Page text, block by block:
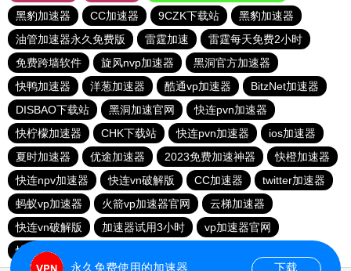
黑豹加速器
CC加速器 9CZK下载站
黑豹加速器
油管加速器永久免费版
雷霆加速
雷霆每天免费2小时
免费跨墙软件
旋风nvp加速器
黑洞官方加速器
快鸭加速器
洋葱加速器 酷通vp加速器
BitzNet加速器
DISBAO下载站
黑洞加速官网
快连pvn加速器
快柠檬加速器
CHK下载站 快连pvn加速器
ios加速器
夏时加速器
优途加速器 2023免费加速神器
快橙加速器
快连npv加速器
快连vn破解版 CC加速器
twitter加速器
蚂蚁vp加速器
火箭vp加速器官网
云梯加速器
快连vn破解版
加速器试用3小时
vp加速器官网
快鸭加速器
永久免费使用的加速器 下载